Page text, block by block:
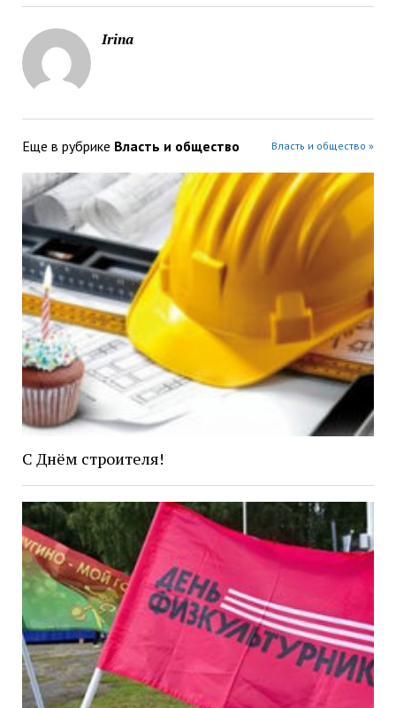
Irina
Еще в рубрике Власть и общество Власть и общество »
С Днём строителя!